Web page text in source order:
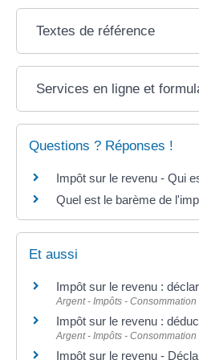
Textes de référence
Services en ligne et
Questions ? Réponses !
Impôt sur le revenu - Qui
Quel est le barème de
Et aussi
Impôt sur le revenu :
Argent - Impôts - Consommation
Impôt sur le revenu :
Argent - Impôts - Consommation
Impôt sur le revenu -